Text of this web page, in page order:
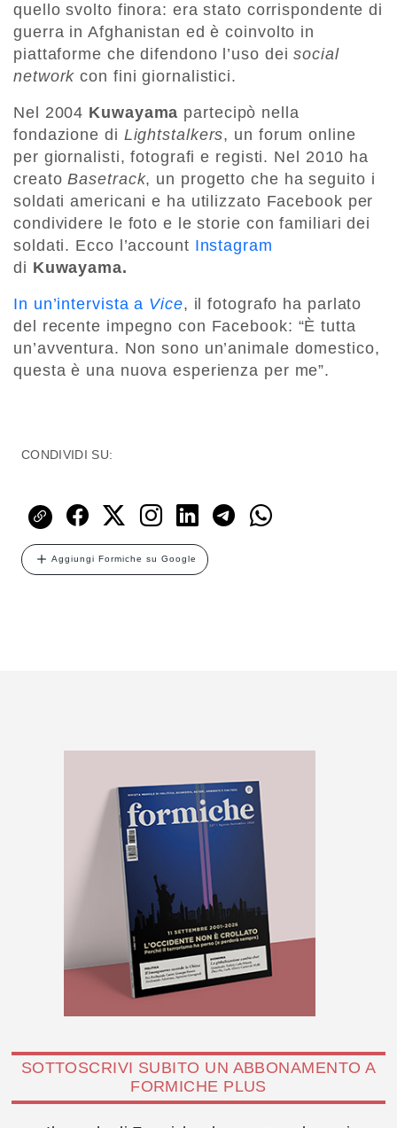
quello svolto finora: era stato corrispondente di
guerra in Afghanistan ed è coinvolto in
piattaforme che difendono l’uso deisocial
network con fini giornalistici.
Nel 2004 Kuwayama partecipò nella
fondazione di Lightstalkers, un forum online
per giornalisti, fotografi e registi. Nel 2010 ha
creatoBasetrack, un progetto che ha seguito i
soldati americani e ha utilizzato Facebook per
condividere le foto e le storie con familiari dei
soldati. Ecco l’account Instagram
di Kuwayama.
In un’intervista a Vice, il fotografo ha parlato
del recente impegno con Facebook: “È tutta
un’avventura. Non sono un’animale domestico,
questa è una nuova esperienza per me”.
CONDIVIDI SU:
Aggiungi Formiche su Google
SOTTOSCRIVI SUBITO UN ABBONAMENTO A
FORMICHE PLUS